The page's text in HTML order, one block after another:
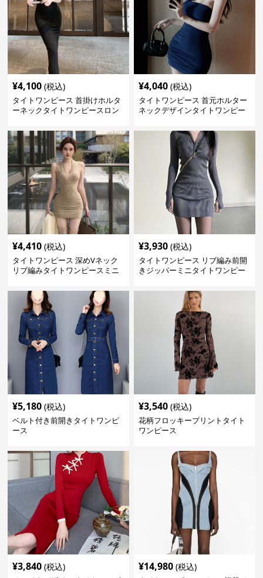
¥4,100 (税込)
タイトワンピース 首掛けホルタ
ーネックタイトワンピースロン
¥4,040 (税込)
タイトワンピース 首元ホルター
ネックデザインタイトワンピー
¥4,410 (税込)
タイトワンピース 深めVネック
リブ編みタイトワンピースミニ
¥3,930 (税込)
タイトワンピース リブ編み前開
きジッパーミニタイトワンピー
¥5,180 (税込)
ベルト付き前開きタイトワンピ
ース
¥3,540 (税込)
花柄フロッキープリントタイト
ワンピース
¥3,840 (税込) ¥14,980 (税込)